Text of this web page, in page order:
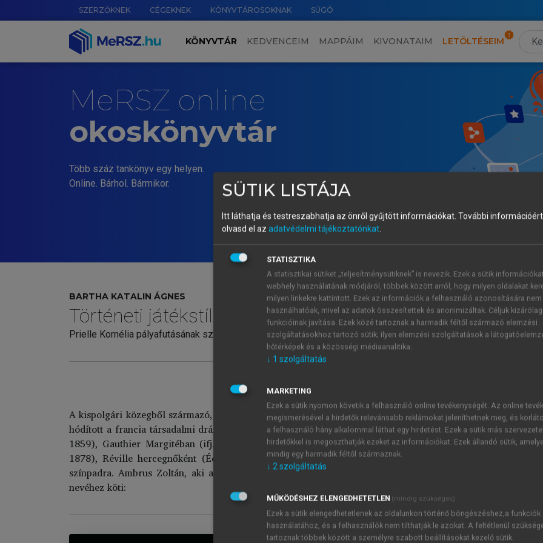
SZERZŐKNEK CÉGEKNEK KÖNYVTÁROSOKNAK SÚGÓ
KÖNYVTÁR KEDVENCEIM MAPPÁIM KIVONATAIM LETÖLTÉSEIM
MeRSZ online
okoskönyvtár
Több száz tankönyv egy helyen.
Online. Bárhol. Bármikor.
BARTHA KATALIN ÁGNES
Történeti játékstílus és gyakorlat
Prielle Kornélia pályafutásának színházművészeti és társadalmi dimenziói
Színházi szerepkör és nyilvános imázs
A kispolgári közegből származó, félig német, félig magyar Prielle Kornélia, akinek imázsépítésében
hódított a francia társadalmi drámák számos karakterében, a divatbolond Menneville márkinő szerepében
1859), Gauthier Margitéban (ifj. Dumas:
A kaméliás hölgy,1857), Madame Fourchambault-ként (Émile
1878), Réville hercegnőként (Édouard Pailleron:Ahol unatkoznak,bemutató: 1881), a színházi
színpadra. Ambrus Zoltán, aki a természetes beszéd színpadi meghonosítását Prielle-lel azonosítja, a
nevéhez köti:
SÜTIK LISTÁJA
Itt láthatja és testreszabhatja az önről gyűjtött információkat. További
olvasd el az adatvédelmi tájékoztatónkat.
STATISZTIKA
A statisztikai sütiket „teljesítménysütiknek” is nevezik. Ezek a sütik
webhely használatának módjáról, többek között arról, hogy milyen oldalakat
milyen linkekre kattintott. Ezek az információk a felhasználó azonosítására nem
használhatóak, mivel az adatok összesítettek és anonimizáltak. Céljuk
funkcióinak javítása. Ezek közé tartoznak a harmadik féltől származó elemzési
szolgáltatásokhoz tartozó sütik; ilyen elemzési szolgáltatások a
hőtérképek és a közösségi médiaanalitika.
↓ 1 szolgáltatás
MARKETING
Ezek a sütik nyomon követik a felhasználó online tevékenységét. Az online
megismerésével a hirdetők relevánsabb reklámokat jeleníthetnek meg, és
a felhasználó hány alkalommal láthat egy hirdetést. Ezek a sütik más
hirdetőkkel is megoszthatják ezeket az információkat. Ezek állandó sütik,
mindig egy harmadik féltől származnak.
↓ 2szolgáltatás
MŰKÖDÉSHEZ ELENGEDHETETLEN (mindig szükséges)
Ezek a sütik elengedhetetlenek az oldalunkon történő böngészéshez,a funkciók
használatához, és a felhasználók nem tilthatják le azokat. A feltétlenül
tartoznak többek között a személyre szabott beállításokat kezelő sütik.